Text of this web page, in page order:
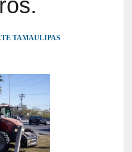
TAMAULIPAS